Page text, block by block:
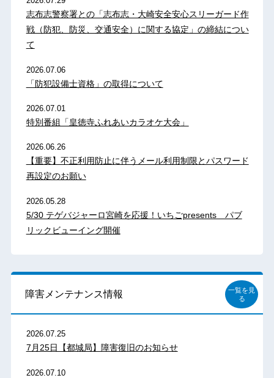
志布志警察署との「志布志・大崎安全安心スリーガード作
戦（防犯、防災、交通安全）に関する協定」の締結につい
て
2026.07.06
「防犯設備士資格」の取得について
2026.07.01
特別番組「皇徳寺ふれあいカラオケ大会」
2026.06.26
【重要】不正利用防止に伴うメール利用制限とパスワード
再設定のお願い
2026.05.28
5/30 テゲバジャーロ宮崎を応援！いちごpresents パブ
リックビューイング開催
障害メンテナンス情報
一覧を見
る
2026.07.25
7月25日【都城局】障害復旧のお知らせ
2026.07.10